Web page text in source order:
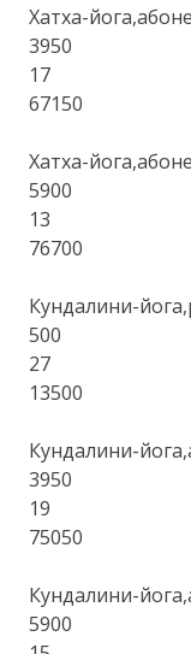
Хатха-
3950
17
67150
Хатха-
5900
13
76700
Кундалини-
500
27
13500
Кундалини-
3950
19
75050
Кундалини-
5900